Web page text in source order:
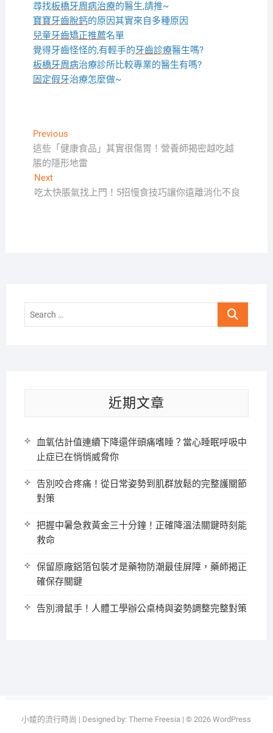
尋找板橋牙周病治療的醫生,請推~
寶寶牙齒脫鈣的原因其實來自多種原因
兒童牙齒矯正推薦名單
覺得牙齒怪怪的,有輕手的牙齒診療醫生嗎?
板橋牙周病治療診所比較專業的醫生有嗎?
固定假牙治療怎麼做~
文
章
導
覽
PreviousPrevious
post:
這些「健康食品」其實很傷胃！營養師揭密越吃越
脹的隱形地雷
NextNext
post:
吃太快脹氣找上門！5招慢食技巧讓你遠離消化不良
Search
近期文章
血氧估計值連續下降還伴頭痛嗜睡？當心睡眠呼吸中
止症已在悄悄威脅你
告別咬合疼痛！從日常姿勢到肌群放鬆的完整護關節
對策
把握中暑急救黃金三十分鐘！正確降溫法關鍵時刻能
救命
保留原廠鋁箔包裝才是藥物防潮最佳屏障，藥師揭正
確保存關鍵
告別滑鼠手！人體工學辦公桌椅與姿勢調整完整對策
小婈的流行時尚 | Designed by:Theme Freesia | © 2026WordPress